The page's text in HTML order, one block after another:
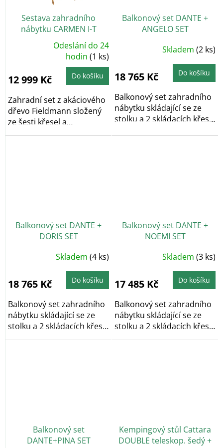
Sestava zahradního
nábytku CARMEN I-T
FIELDMANN FDZN 4001-T
FDZN 4004-T
5,0
z
5
Odeslání do 24
hodin(1 ks)
12 999 Kč Do košíku
Zahradní set z akáciového
dřevo Fieldmann složený
ze šesti křesel a
rozkládacího stolu,...
Balkonový set DANTE +
ANGELO SET
Skladem (2 ks)
18 765 Kč Do košíku
Balkonový set zahradního
nábytku skládající se ze
stolku a 2 skládacích křesel
Balkonový set DANTE +
DORIS SET
Skladem (4 ks)
18 765 Kč Do košíku
Balkonový set zahradního
nábytku skládající se ze
stolku a 2 skládacích křesel
je...
Balkonový set DANTE +
NOEMI SET
Skladem (3 ks)
17 485 Kč Do košíku
Balkonový set zahradního
nábytku skládající se ze
stolku a 2 skládacích křesel
je...
Balkonový set
DANTE+PINA SET
Kempingový stůl Cattara
DOUBLE teleskop. šedý +